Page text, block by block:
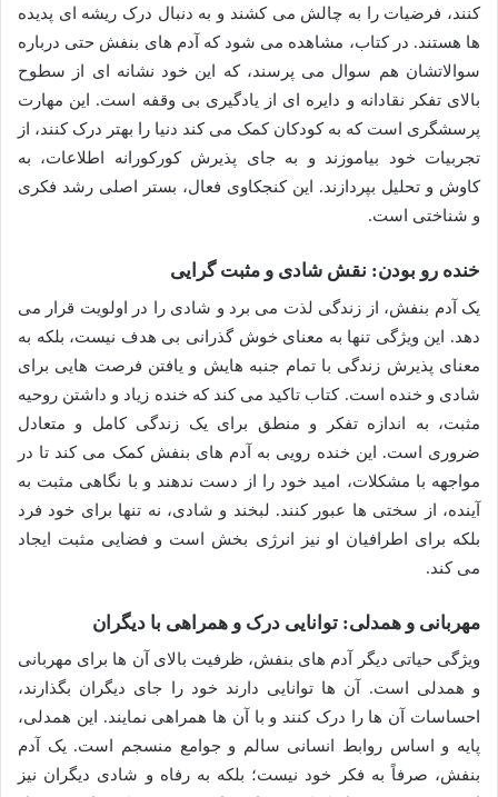
کنند، فرضیات را به چالش می کشند و به دنبال درک ریشه ای پدیده
ها هستند. در کتاب، مشاهده می شود که آدم های بنفش حتی درباره
سوالاتشان هم سوال می پرسند، که این خود نشانه ای از سطوح
بالای تفکر نقادانه و دایره ای از یادگیری بی وقفه است. این مهارت
پرسشگری است که به کودکان کمک می کند دنیا را بهتر درک کنند، از
تجربیات خود بیاموزند و به جای پذیرش کورکورانه اطلاعات، به
کاوش و تحلیل بپردازند. این کنجکاوی فعال، بستر اصلی رشد فکری
و شناختی است.
خنده رو بودن: نقش شادی و مثبت گرایی
یک آدم بنفش، از زندگی لذت می برد و شادی را در اولویت قرار می
دهد. این ویژگی تنها به معنای خوش گذرانی بی هدف نیست، بلکه به
معنای پذیرش زندگی با تمام جنبه هایش و یافتن فرصت هایی برای
شادی و خنده است. کتاب تاکید می کند که خنده زیاد و داشتن روحیه
مثبت، به اندازه تفکر و منطق برای یک زندگی کامل و متعادل
ضروری است. این خنده رویی به آدم های بنفش کمک می کند تا در
مواجهه با مشکلات، امید خود را از دست ندهند و با نگاهی مثبت به
آینده، از سختی ها عبور کنند. لبخند و شادی، نه تنها برای خود فرد
بلکه برای اطرافیان او نیز انرژی بخش است و فضایی مثبت ایجاد
می کند.
مهربانی و همدلی: توانایی درک و همراهی با دیگران
ویژگی حیاتی دیگر آدم های بنفش، ظرفیت بالای آن ها برای مهربانی
و همدلی است. آن ها توانایی دارند خود را جای دیگران بگذارند،
احساسات آن ها را درک کنند و با آن ها همراهی نمایند. این همدلی،
پایه و اساس روابط انسانی سالم و جوامع منسجم است. یک آدم
بنفش، صرفاً به فکر خود نیست؛ بلکه به رفاه و شادی دیگران نیز